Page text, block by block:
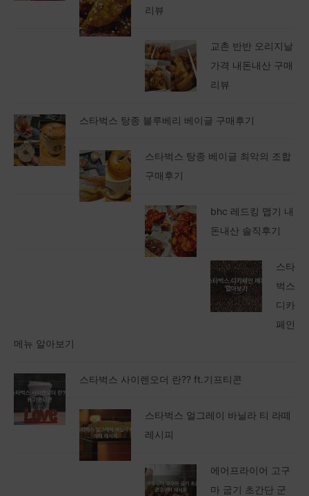
리뷰
교촌 반반 오리지날
가격 내돈내산 구매
리뷰
스타벅스 탕종 블루베리 베이글 구매후기
스타벅스 탕종 베이글 최악의 조합
구매후기
bhc 레드킹 맵기 내
돈내산 솔직후기
스타
벅스
디카
페인
메뉴 알아보기
스타벅스 사이렌오더 란?? ft.기프티콘
스타벅스 얼그레이 바닐라 티 라떼
레시피
에어프라이어 고구
마 굽기 초간단 군